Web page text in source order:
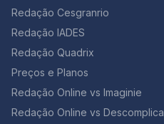
Redação Cesgranrio
Redação IADES
Redação Quadrix
Preços e Planos
Redação Online vs Imaginie
Redação Online vs Descomplica